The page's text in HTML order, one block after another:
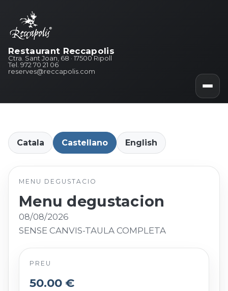
Restaurant Reccapolis
Ctra. Sant Joan, 68 · 17500 Ripoll
Tel. 972 70 21 06
reserves@reccapolis.com
Catala Castellano English
MENU DEGUSTACIO
Menu degustacion
08/08/2026
SENSE CANVIS-TAULA COMPLETA
PREU
50.00 €